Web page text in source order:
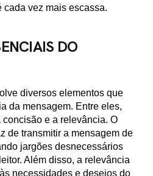
vez mais escassa.
DO
diversos elementos que
da mensagem. Entre eles,
e a relevância. O
de transmitir a mensagem de
jargões desnecessários
Além disso, a relevância
necessidades e desejos do